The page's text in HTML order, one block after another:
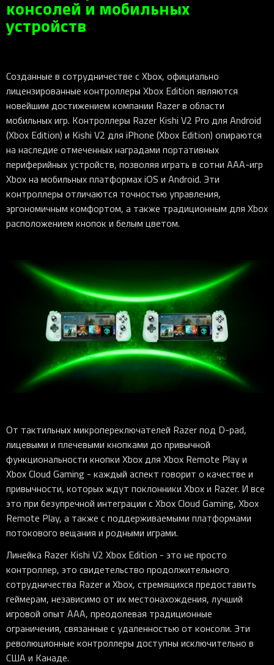
консолей и мобильных
устройств
Созданные в сотрудничестве с Xbox, официально
лицензированные контроллеры Xbox Edition являются
новейшим достижением компании Razer в области
мобильных игр. Контроллеры Razer Kishi V2 Pro для Android
(Xbox Edition) и Kishi V2 для iPhone (Xbox Edition) опираются
на наследие отмеченных наградами портативных
периферийных устройств, позволяя играть в сотни AAA-игр
Xbox на мобильных платформах iOS и Android. Эти
контроллеры отличаются точностью управления,
эргономичным комфортом, а также традиционным для Xbox
расположением кнопок и белым цветом.
От тактильных микропереключателей Razer под D-pad,
лицевыми и плечевыми кнопками до привычной
функциональности кнопки Xbox для Xbox Remote Play и
Xbox Cloud Gaming - каждый аспект говорит о качестве и
привычности, которых ждут поклонники Xbox и Razer. И все
это при безупречной интеграции с Xbox Cloud Gaming, Xbox
Remote Play, а также с поддерживаемыми платформами
потокового вещания и родными играми.
Линейка Razer Kishi V2 Xbox Edition - это не просто
контроллер, это свидетельство продолжительного
сотрудничества Razer и Xbox, стремящихся предоставить
геймерам, независимо от их местонахождения, лучший
игровой опыт AAA, преодолевая традиционные
ограничения, связанные с удаленностью от консоли. Эти
революционные контроллеры доступны исключительно в
США и Канаде.